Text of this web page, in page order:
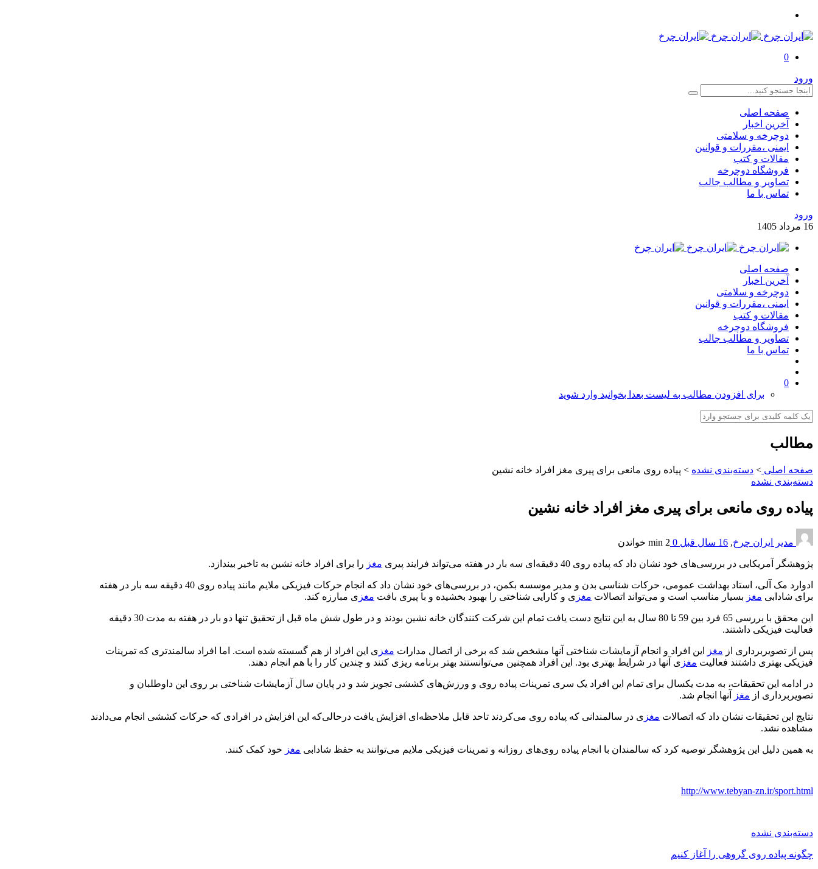
0
ورود
صفحه اصلی
آخرین اخبار
دوچرخه و سلامتی
ایمنی ،مقررات و قوانین
مقالات و کتب
فروشگاه دوچرخه
تصاویر و مطالب جالب
تماس با ما
ورود
16 مرداد 1405
صفحه اصلی
آخرین اخبار
دوچرخه و سلامتی
ایمنی ،مقررات و قوانین
مقالات و کتب
فروشگاه دوچرخه
تصاویر و مطالب جالب
تماس با ما
0
برای افزودن مطالب به لیست بعدا بخوانید وارد شوید
مطالب
صفحه اصلی > دسته‌بندی نشده > پیاده روی مانعی برای پیری مغز افراد خانه نشین
دسته‌بندی نشده
پیاده روی مانعی برای پیری مغز افراد خانه نشین
مدیر ایران چرخ, 16 سال قبل 0
2 min خواندن
پژوهشگر آمریکایی در بررسی‌های خود نشان داد که پیاده روی 40 دقیقه‌ای سه بار در هفته می‌تواند فرایند پیری مغز را برای افراد خانه نشین به تاخیر بیندازد.
ادوارد مک آلی، استاد بهداشت عمومی، حرکات شناسی بدن و مدیر موسسه بکمن، در بررسی‌های خود نشان داد که انجام حرکات فیزیکی ملایم مانند پیاده روی 40 دقیقه سه بار در هفته
برای شادابی مغز بسیار مناسب است و می‌تواند اتصالات مغز ی و کارایی شناختی را بهبود بخشیده و با پیری بافت مغز ی مبارزه کند.
این محقق با بررسی 65 فرد بین 59 تا 80 سال به این نتایج دست یافت تمام این شرکت کنندگان خانه نشین بودند و در طول شش ماه قبل از تحقیق تنها دو بار در هفته به مدت 30 دقیقه
فعالیت فیزیکی داشتند.
پس از تصویربرداری از مغز این افراد و انجام آزمایشات شناختی آنها مشخص شد که برخی از اتصال مدارات مغز ی این افراد از هم گسسته شده است. اما افراد سالمندتری که تمرینات
فیزیکی بهتری داشتند فعالیت مغز ی آنها در شرایط بهتری بود. این افراد همچنین می‌توانستند بهتر برنامه ریزی کنند و چندین کار را با هم انجام دهند.
در ادامه این تحقیقات، به مدت یکسال برای تمام این افراد یک سری تمرینات پیاده روی و ورزش‌های کششی تجویز شد و در پایان سال آزمایشات شناختی بر روی این داوطلبان و
تصویربرداری از مغز آنها انجام شد.
نتایج این تحقیقات نشان داد که اتصالات مغز ی در سالمندانی که پیاده روی می‌کردند تاحد قابل ملاحظه‌ای افزایش یافت درحالی‌که این افزایش در افرادی که حرکات کششی انجام می‌دادند
مشاهده نشد.
به همین دلیل این پژوهشگر توصیه کرد که سالمندان با انجام پیاده روی‌های روزانه و تمرینات فیزیکی ملایم می‌توانند به حفظ شادابی مغز خود کمک کنند.
http://www.tebyan-zn.ir/sport.html
دسته‌بندی نشده
چگونه پياده روی گروهی را آغاز کنيم